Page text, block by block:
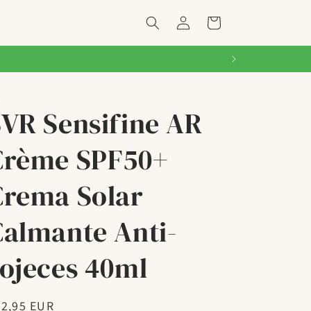
sesión
Carrito
Sensifine AR
SPF50+
Solar
Anti-
40ml
EUR